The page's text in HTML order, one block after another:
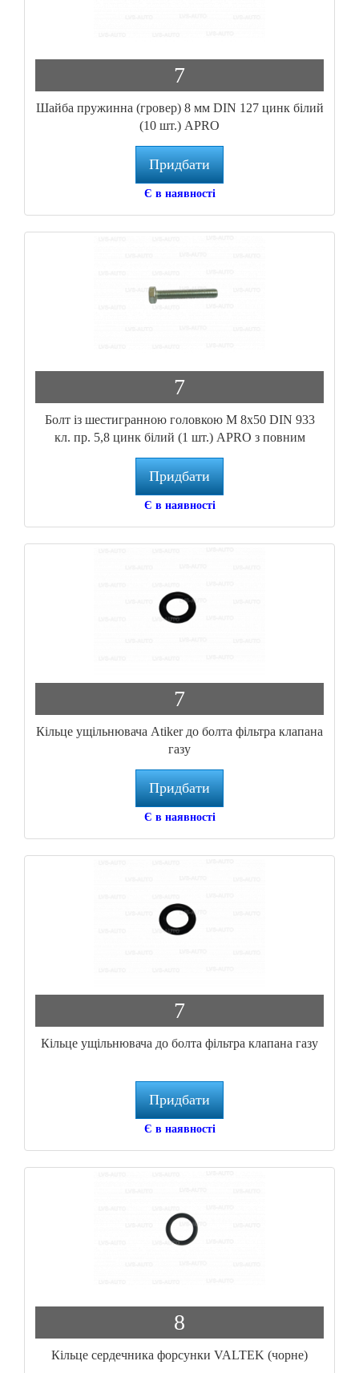
7
Шайба пружинна (гровер) 8 мм DIN 127 цинк білий
(10 шт.) APRO
Придбати
Є в наявності
7
Болт із шестигранною головкою М 8x50 DIN 933
кл. пр. 5,8 цинк білий (1 шт.) APRO з повним
різьбленням
Придбати
Є в наявності
7
Кільце ущільнювача Atiker до болта фільтра клапана
газу
Придбати
Є в наявності
7
Кільце ущільнювача до болта фільтра клапана газу
Придбати
Є в наявності
8
Кільце сердечника форсунки VALTEK (чорне)